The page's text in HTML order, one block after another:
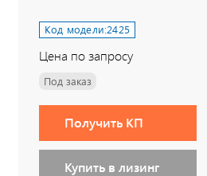
Код модели:2425
Цена по запросу
Под заказ
Получить КП
Купить в лизинг